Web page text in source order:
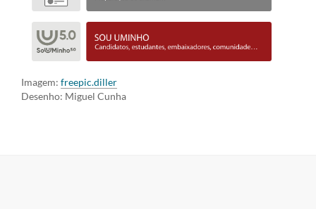
Imagem: freepic.diller
Desenho: Miguel Cunha